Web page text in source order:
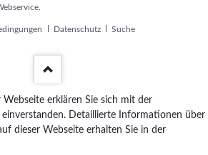
Datenschutz Suche
erklären Sie sich mit der
einverstanden. Detaillierte Informationen über
dieser Webseite erhalten Sie in der